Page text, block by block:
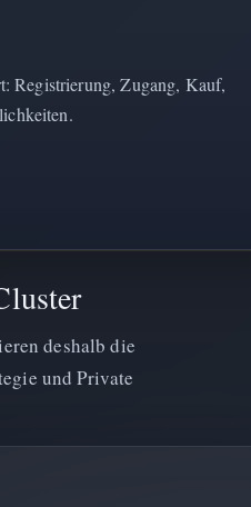
Registrierung, Zugang, Kauf,
deshalb die
und Private